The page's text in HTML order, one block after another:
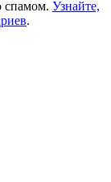
спамом. Узнайте,
.